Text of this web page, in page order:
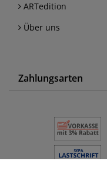
ARTedition
Über uns
Zahlungsarten